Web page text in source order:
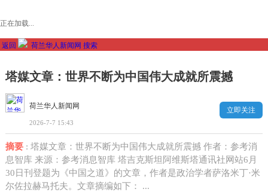
正在加载...
返回 荷兰华人新闻网 搜索
塔媒文章：世界不断为中国伟大成就所震撼
荷兰华人新闻网
2026-7-7 15:43
立即关注
摘要: 塔媒文章：世界不断为中国伟大成就所震撼 作者：参考消
息智库 来源：参考消息智库 塔吉克斯坦阿维斯塔通讯社网站6月
30日刊登题为《中国之道》的文章，作者是政治学者萨洛米丁·米
尔佐拉赫马托夫。文章摘编如下： ...